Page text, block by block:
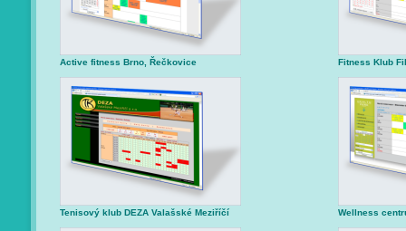
Active fitness Brno, Řečkovice Fitness Klub
Tenisový klub DEZA Valašské Meziříčí Wellness